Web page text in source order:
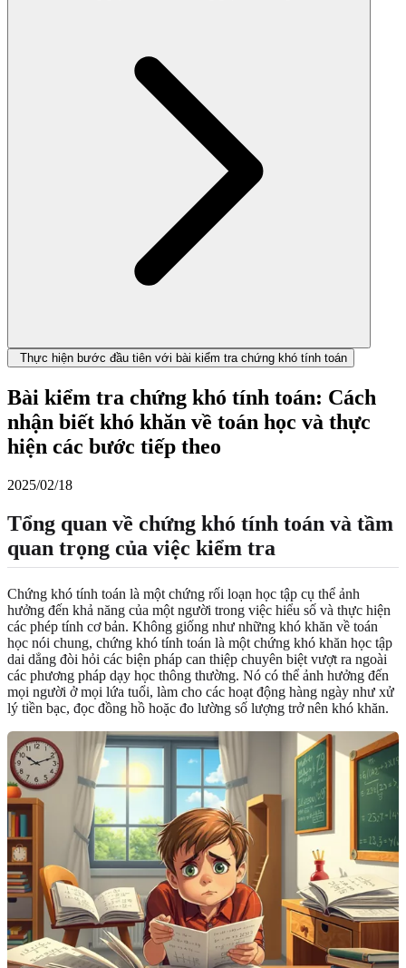
Thực hiện bước đầu tiên với bài kiểm tra chứng khó tính toán
Bài kiểm tra chứng khó tính toán: Cách
nhận biết khó khăn về toán học và thực
hiện các bước tiếp theo
2025/02/18
Tổng quan về chứng khó tính toán và tầm
quan trọng của việc kiểm tra
Chứng khó tính toán là một chứng rối loạn học tập cụ thể ảnh
hưởng đến khả năng của một người trong việc hiểu số và thực hiện
các phép tính cơ bản. Không giống như những khó khăn về toán
học nói chung, chứng khó tính toán là một chứng khó khăn học tập
dai dẳng đòi hỏi các biện pháp can thiệp chuyên biệt vượt ra ngoài
các phương pháp dạy học thông thường. Nó có thể ảnh hưởng đến
mọi người ở mọi lứa tuổi, làm cho các hoạt động hàng ngày như xử
lý tiền bạc, đọc đồng hồ hoặc đo lường số lượng trở nên khó khăn.